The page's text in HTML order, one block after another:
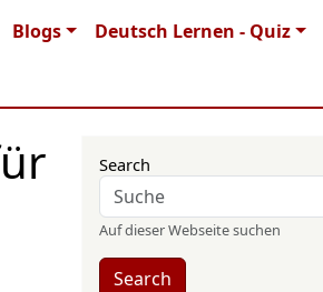
Blogs Deutsch Lernen - Quiz
Search
Auf dieser Webseite suchen
Search